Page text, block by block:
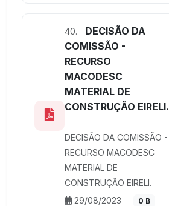
40.
DECISÃO DA
COMISSÃO -
RECURSO
MACODESC
MATERIAL DE
CONSTRUÇÃO EIRELI.
DECISÃO DA COMISSÃO -
RECURSO MACODESC
MATERIAL DE
CONSTRUÇÃO EIRELI.
29/08/2023
0 B